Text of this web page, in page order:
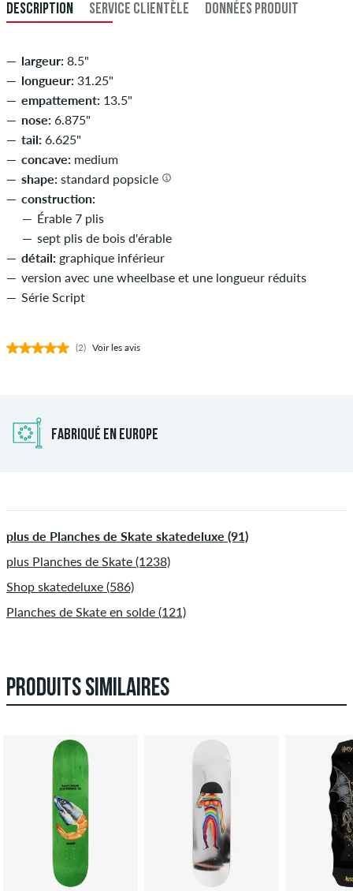
DESCRIPTION SERVICE CLIENTÈLE DONNÉES PRODUIT
largeur: 8.5"
longueur: 31.25"
empattement: 13.5"
nose: 6.875"
tail: 6.625"
concave: medium
shape: standard popsicle
construction:
Érable 7 plis
sept plis de bois d'érable
détail: graphique inférieur
version avec une wheelbase et une longueur réduits
Série Script
(2) Voir les avis
FABRIQUÉ EN EUROPE
plus de Planches de Skate skatedeluxe (91)
plus Planches de Skate (1238)
Shop skatedeluxe (586)
Planches de Skate en solde (121)
PRODUITS SIMILAIRES